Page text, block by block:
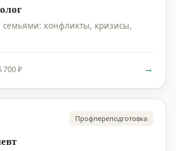
семьями: конфликты, кризисы,
700 ₽ →
Профпереподготовка